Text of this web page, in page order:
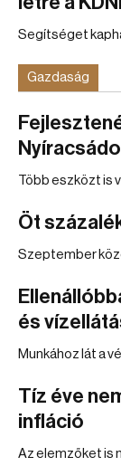
Segítséget
Gazdaság
Több eszközt is
Öt
Szeptember
és
Munkához lát a
Tíz éve
infláció
Az elemzőket is